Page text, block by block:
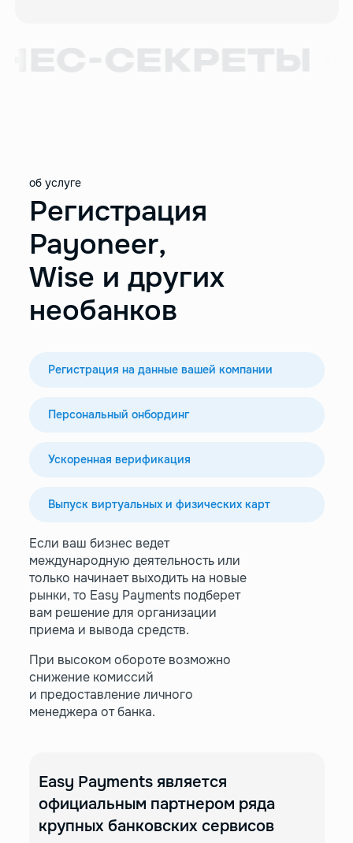
об услуге
Регистрация
Payoneer,
Wise и других
необанков
Регистрация на данные вашей компании
Персональный онбординг
Ускоренная верификация
Выпуск виртуальных и физических карт
Если ваш бизнес ведет
международную деятельность или
только начинает выходить на новые
рынки, то Easy Payments подберет
вам решение для организации
приема и вывода средств.
При высоком обороте возможно
снижение комиссий
и предоставление личного
менеджера от банка.
Easy Payments является
официальным партнером ряда
крупных банковских сервисов